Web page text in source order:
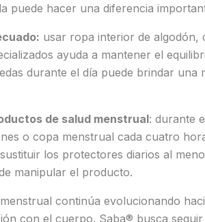
puede hacer una diferencia
usar ropa interior de algodón,
ayuda a mantener el
durante el día puede brindar una
de salud menstrual: durante
o copa menstrual cada cuatro
los protectores diarios al
manipular el producto.
continúa evolucionando
con el cuerpo. Saba® busca